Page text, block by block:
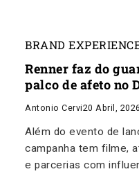
BRAND
Renner faz do
palco de afeto no
Antonio Cervi20 Abril, 2026
Além do evento de
campanha tem filme,
e parcerias com